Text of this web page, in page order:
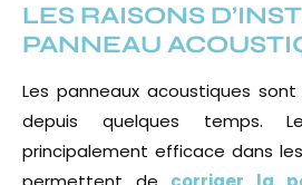
LES RAISONS
PANNEAU
Les panneaux acoustiques
depuis quelques temps.
principalement efficace dans